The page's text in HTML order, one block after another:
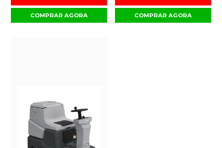
COMPRAR AGORA COMPRAR AGORA